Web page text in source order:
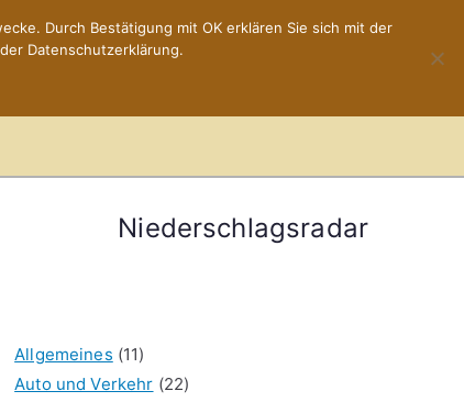
Niederschlagsradar
Allgemeines (11)
Auto und Verkehr (22)
Durch Bestätigung mit OK erklären Sie sich mit der
Datenschutzerklärung.